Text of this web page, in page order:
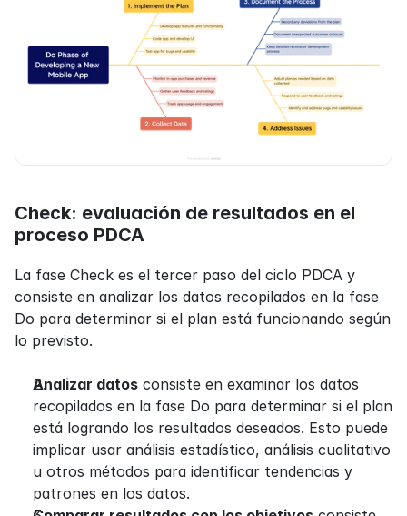
Check: evaluación de resultados en el
proceso PDCA
La fase Check es el tercer paso del ciclo PDCA y
consiste en analizar los datos recopilados en la fase
Do para determinar si el plan está funcionando según
lo previsto.
Analizar datos consiste en examinar los datos
recopilados en la fase Do para determinar si el plan
está logrando los resultados deseados. Esto puede
implicar usar análisis estadístico, análisis cualitativo
u otros métodos para identificar tendencias y
patrones en los datos.